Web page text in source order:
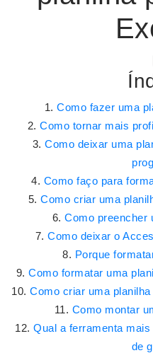
Como fazer uma
Como tornar mais
Como deixar uma
Como faço para
Como criar uma
Como preencher
Como deixar o
Porque
Como formatar uma
Como criar uma
Como montar
Qual a ferramenta
de